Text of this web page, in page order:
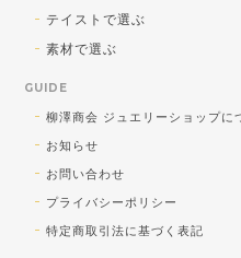
送料対策で購入しました！
放出品ですが、楽
れてくださいませ♪
テイストで選ぶ
素材で選ぶ
GUIDE
柳澤商会 ジュエリーショップに
お知らせ
お問い合わせ
プライバシーポリシー
特定商取引法に基づく表記